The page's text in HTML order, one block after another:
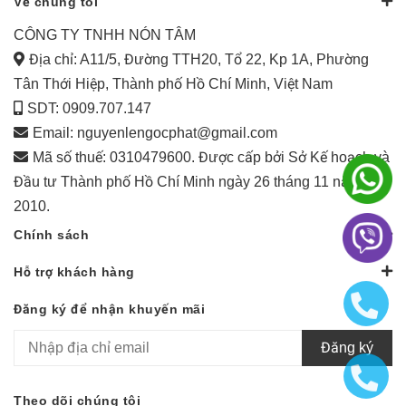
CÔNG TY TNHH NÓN TÂM
Địa chỉ: A11/5, Đường TTH20, Tổ 22, Kp 1A, Phường
Tân Thới Hiệp, Thành phố Hồ Chí Minh, Việt Nam
SDT: 0909.707.147
Email: nguyenlengocphat@gmail.com
Mã số thuế: 0310479600. Được cấp bởi Sở Kế hoạch và
Đầu tư Thành phố Hồ Chí Minh ngày 26 tháng 11 năm
2010.
Chính sách
Hỗ trợ khách hàng
Đăng ký để nhận khuyến mãi
Đăng ký
Theo dõi chúng tôi